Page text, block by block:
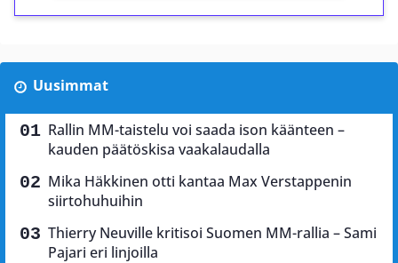
Uusimmat
Rallin MM-taistelu voi saada ison käänteen –
kauden päätöskisa vaakalaudalla
Mika Häkkinen otti kantaa Max Verstappenin
siirtohuhuihin
Thierry Neuville kritisoi Suomen MM-rallia – Sami
Pajari eri linjoilla